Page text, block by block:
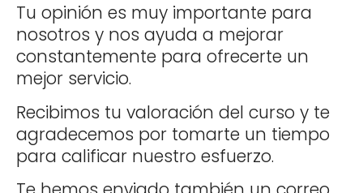
Tu opinión es muy importante para
nosotros y nos ayuda a mejorar
constantemente para ofrecerte un
mejor servicio.
Recibimos tu valoración del curso y te
agradecemos por tomarte un tiempo
para calificar nuestro esfuerzo.